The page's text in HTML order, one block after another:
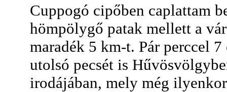
Cuppogó cipőben caplattam
hömpölygő patak mellett a
maradék 5 km-t. Pár perccel
utolsó pecsét is
irodájában, mely még